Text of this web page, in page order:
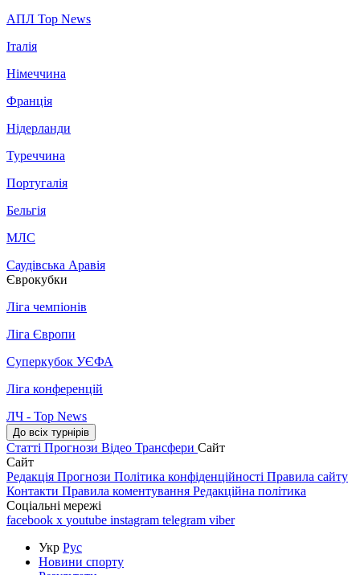
АПЛ Top News
Італія
Німеччина
Франція
Нідерланди
Туреччина
Португалія
Бельгія
МЛС
Саудівська Аравія
Єврокубки
Ліга чемпіонів
Ліга Європи
Суперкубок УЄФА
Ліга конференцій
ЛЧ - Top News
До всіх турнірів
Статті Прогнози Відео Трансфери Сайт
Сайт
Редакція Прогнози Політика конфіденційності Правила сайту
Контакти Правила коментування Редакційна політика
Соціальні мережі
facebook x youtube instagram telegram viber
Укр Рус
Новини спорту